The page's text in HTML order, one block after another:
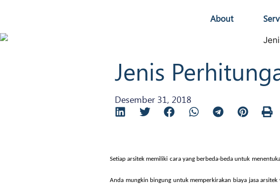
About
Jenis
Desember 31, 2018
Setiap arsitek memiliki cara yang berbeda-beda untuk
Anda mungkin bingung untuk memperkirakan biaya jasa arsitek